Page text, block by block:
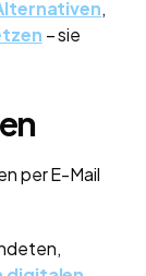
,
– sie
per E-Mail